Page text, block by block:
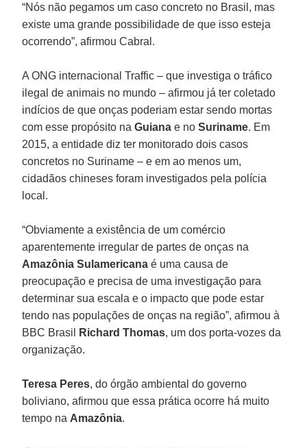
“Nós não pegamos um caso concreto no Brasil, mas
existe uma grande possibilidade de que isso esteja
ocorrendo”, afirmou Cabral.
A ONG internacional Traffic – que investiga o tráfico
ilegal de animais no mundo – afirmou já ter coletado
indícios de que onças poderiam estar sendo mortas
com esse propósito naGuiana e noSuriname. Em
2015, a entidade diz ter monitorado dois casos
concretos no Suriname – e em ao menos um,
cidadãos chineses foram investigados pela polícia
local.
“Obviamente a existência de um comércio
aparentemente irregular de partes de onças na
Amazônia Sulamericana é uma causa de
preocupação e precisa de uma investigação para
determinar sua escala e o impacto que pode estar
tendo nas populações de onças na região”, afirmou à
BBC Brasil
Richard Thomas, um dos porta-vozes da
organização.
Teresa Peres, do órgão ambiental do governo
boliviano, afirmou que essa prática ocorre há muito
tempo na Amazônia.